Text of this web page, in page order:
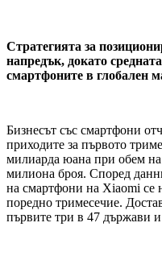
Стратегията за
напредък, докато
смартфоните в глобален
Бизнесът със смартфони
приходите за първото
милиарда юана при обем на
милиона броя. Според
на смартфони на Xiaomi се
поредно тримесечие.
първите три в 47 държави